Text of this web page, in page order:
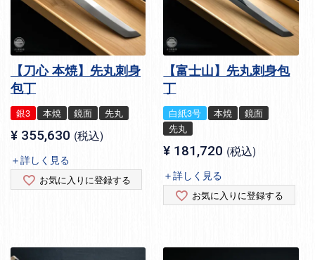
【刀心 本焼】先丸刺身
包丁
銀3 本焼 鏡面 先丸
¥ 355,630 税込
＋詳しく見る
お気に入りに登録する
【富士山】先丸刺身包
丁
白紙3号 本焼
鏡面
先丸
¥ 181,720 税込
＋詳しく見る
お気に入りに登録する